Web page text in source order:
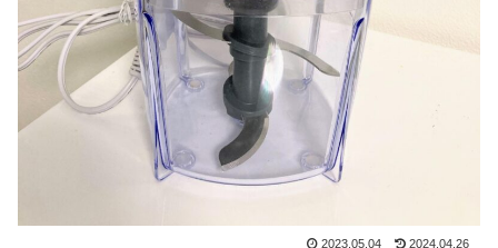
2023.05.04 2024.04.26